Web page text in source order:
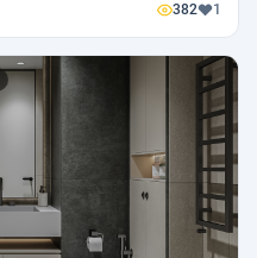
382 1